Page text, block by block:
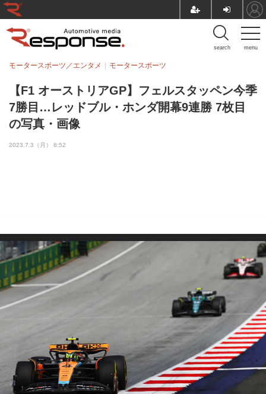
menu
search
【F1 オーストリアGP】フェルスタッペン今季
7勝目…レッドブル・ホンダ開幕9連勝 7枚目
の写真・画像
モータースポーツ／エンタメ モータースポーツ
2023.7.3（月） 8:52